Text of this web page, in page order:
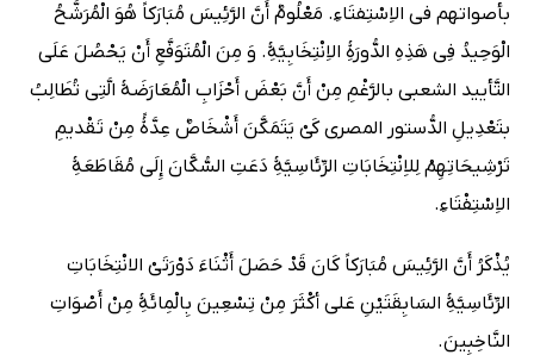
بأصواتهم فی الاِسْتِفتَاءِ. مَعْلُومٌ أَنَّ الرَّئِیسَ مُبَارَکاً هُوَ الْمُرَشَّحُ
الْوَحِیدُ فِی هَذِهِ الدُّورَۀِ الاِنْتِخَابِیَّۀِ. وَ مِنَ الْمُتَوَفَّعِ أَنْ یَحْصُلَ عَلَى
التَّأیید الشعبی بالرَّغْمِ مِنْ أَنَّ بَعْضَ أَحْزَابِ الْمُعَارَضَۀ الَّتِی تُطَالِبُ
بتَعْدِیلِ الدُّستور المصری کَیْ یَتَمَکَّنَ أَشْخَاصٌ عِدَّۀً مِنْ تَقْدیمِ
تَرْشِیحَاتِهِمْ لِلاِنْتِخَابَاتِ الرِّئَاسِیَّۀِ دَعَتِ السُّکَّانَ إِلَى مُقَاطَعَۀِ
الاِسْتِفْتَاءِ.
یُذْکَرُ أَنَّ الرَّئِیسَ مُبَارَکاً کَانَ قَدْ حَصَلَ أَثْنَاءَ دَوْرَتَیْ الانْتِخَابَاتِ
الرِّئَاسِیَّۀِ السَابِقَتَیْنِ عَلى أکْثَرَ مِنْ تِسْعِینَ بِالْمِائَۀِ مِنْ أَصْوَاتِ
النَّاخِبِینَ.